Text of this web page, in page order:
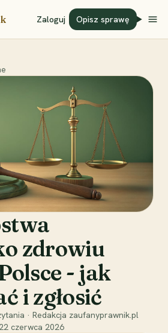
Zaloguj Opisz sprawę
zdrowiu
- jak
i zgłosić
· Redakcja zaufanyprawnik.pl
czerwca 2026